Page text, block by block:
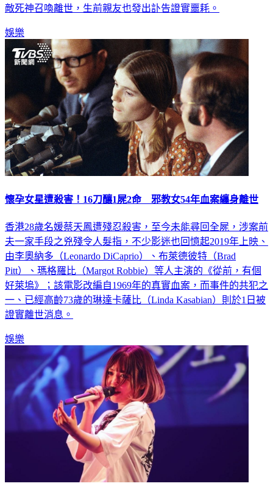
敵死神召喚離世，生前親友也發出訃告證實噩耗。
娛樂
懷孕女星遭殺害！16刀釀1屍2命 邪教女54年血案纏身離世
香港28歲名媛蔡天鳳遭殘忍殺害，至今未能尋回全屍，涉案前
夫一家手段之兇殘令人髮指，不少影迷也回憶起2019年上映、
由李奧納多（Leonardo DiCaprio）、布萊德彼特（Brad
Pitt）、瑪格羅比（Margot Robbie）等人主演的《從前，有個
好萊塢》；該電影改編自1969年的真實血案，而事件的共犯之
一、已經高齡73歲的琳達卡薩比（Linda Kasabian）則於1日被
證實離世消息。
娛樂